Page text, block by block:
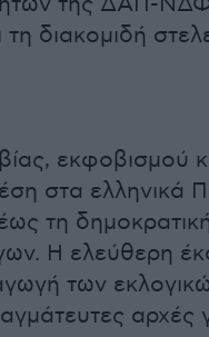
τη διακομιδή
εκφοβισμού
στα ελληνικά
τη
Η ελεύθερη
των
αρχές